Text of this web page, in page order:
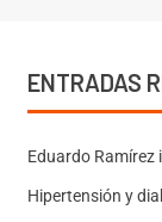
ENTRADAS
Eduardo Ramírez
Hipertensión y